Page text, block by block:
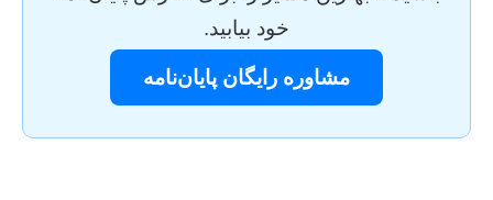
خود بیابید.
مشاوره رایگان پایان‌نامه